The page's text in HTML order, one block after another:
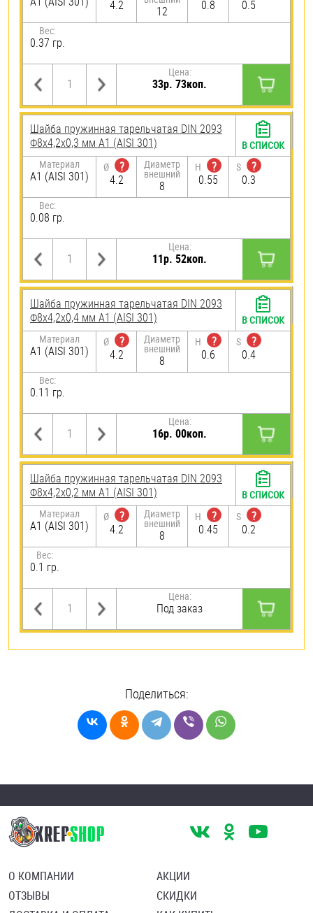
4.2
12
0.8
0.5
Вес:
0.37 гр.
Цена:
33р. 73коп.
Шайба пружинная тарельчатая DIN 2093
Ф8х4,2х0,3 мм А1 (AISI 301)
Материал
А1 (AISI 301)
Ø
?
4.2
Диаметр
внешний
8
H
?
0.55
S
?
0.3
Вес:
0.08 гр.
Цена:
11р. 52коп.
В СПИСОК
Шайба пружинная тарельчатая DIN 2093
Ф8х4,2х0,4 мм А1 (AISI 301)
Материал
А1 (AISI 301)
Ø
?
4.2
Диаметр
внешний
8
H
?
0.6
S
?
0.4
Вес:
0.11 гр.
Цена:
16р. 00коп.
В СПИСОК
Шайба пружинная тарельчатая DIN 2093
Ф8х4,2х0,2 мм А1 (AISI 301)
Материал
А1 (AISI 301)
Ø
?
4.2
Диаметр
внешний
8
H
?
0.45
S
?
0.2
Вес:
0.1 гр.
Цена:
Под заказ
В СПИСОК
Поделиться:
О КОМПАНИИ
ОТЗЫВЫ
АКЦИИ
СКИДКИ